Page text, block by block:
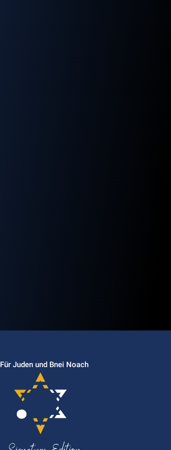
Für Juden und Bnei Noach